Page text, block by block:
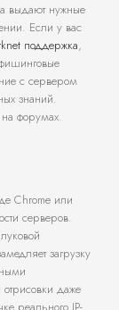
выдают нужные
Если у вас
поддержка,
с сервером
знаний.
форумах.
Chrome или
серверов.
загрузку
даже